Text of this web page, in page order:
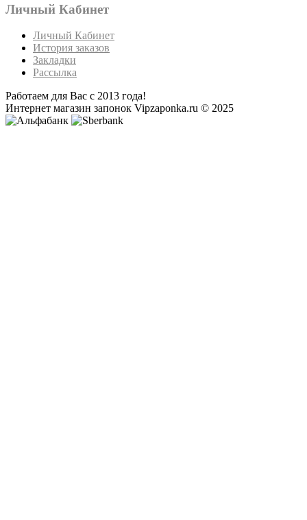
Личный Кабинет
Личный Кабинет
История заказов
Закладки
Рассылка
Работаем для Вас с 2013 года!
Интернет магазин запонок Vipzaponka.ru © 2025